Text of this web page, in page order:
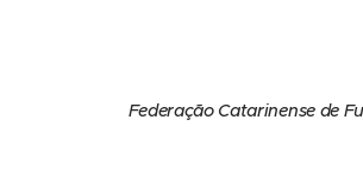
Federação Catarinense de